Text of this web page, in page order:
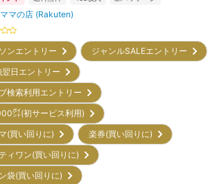
マの店 (Rakuten)
ンエントリー
ジャンルSALEエントリー
翌日エントリー
検索利用エントリー
㌽(初サービス利用)
(買い回りに)
楽券(買い回りに)
ィワン(買い回りに)
袋(買い回りに)